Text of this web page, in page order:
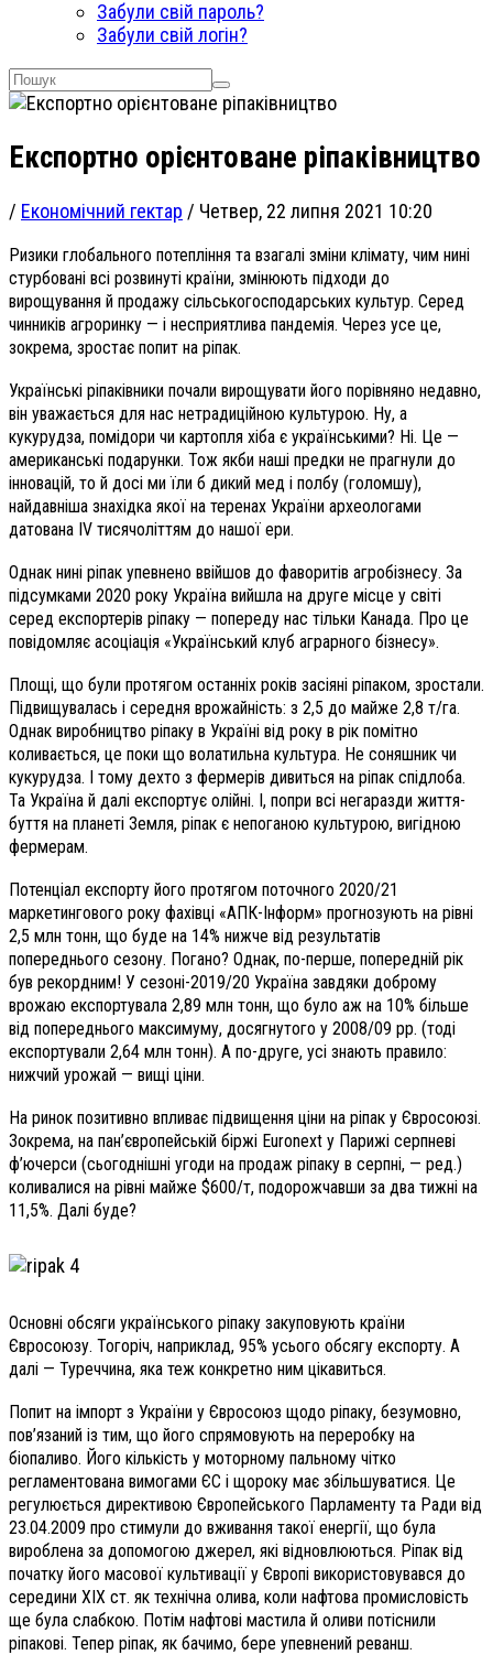
Забули свій пароль?
Забули свій логін?
Експортно орієнтоване ріпаківництво
/ Економічний гектар / Четвер, 22 липня 2021 10:20
Ризики глобального потепління та взагалі зміни клімату, чим нині
стурбовані всі розвинуті країни, змінюють підходи до
вирощування й продажу сільськогосподарських культур. Серед
чинників агроринку — і несприятлива пандемія. Через усе це,
зокрема, зростає попит на ріпак.
Українські ріпаківники почали вирощувати його порівняно недавно,
він уважається для нас нетрадиційною культурою. Ну, а
кукурудза, помідори чи картопля хіба є українськими? Ні. Це —
американські подарунки. Тож якби наші предки не прагнули до
інновацій, то й досі ми їли б дикий мед і полбу (голомшу),
найдавніша знахідка якої на теренах України археологами
датована IV тисячоліттям до нашої ери.
Однак нині ріпак упевнено ввійшов до фаворитів агробізнесу. За
підсумками 2020 року Україна вийшла на друге місце у світі
серед експортерів ріпаку — попереду нас тільки Канада. Про це
повідомляє асоціація «Український клуб аграрного бізнесу».
Площі, що були протягом останніх років засіяні ріпаком, зростали.
Підвищувалась і середня врожайність: з 2,5 до майже 2,8 т/га.
Однак виробництво ріпаку в Україні від року в рік помітно
коливається, це поки що волатильна культура. Не соняшник чи
кукурудза. І тому дехто з фермерів дивиться на ріпак спідлоба.
Та Україна й далі експортує олійні. І, попри всі негаразди життя-
буття на планеті Земля, ріпак є непоганою культурою, вигідною
фермерам.
Потенціал експорту його протягом поточного 2020/21
маркетингового року фахівці «АПК-Інформ» прогнозують на рівні
2,5 млн тонн, що буде на 14% нижче від результатів
попереднього сезону. Погано? Однак, по-перше, попередній рік
був рекордним! У сезоні-2019/20 Україна завдяки доброму
врожаю експортувала 2,89 млн тонн, що було аж на 10% більше
від попереднього максимуму, досягнутого у 2008/09 рр. (тоді
експортували 2,64 млн тонн). А по-друге, усі знають правило:
нижчий урожай — вищі ціни.
На ринок позитивно впливає підвищення ціни на ріпак у Євросоюзі.
Зокрема, на пан’європейській біржі Euronext у Парижі серпневі
ф’ючерси (сьогоднішні угоди на продаж ріпаку в серпні, — ред.)
коливалися на рівні майже $600/т, подорожчавши за два тижні на
11,5%. Далі буде?
Основні обсяги українського ріпаку закуповують країни
Євросоюзу. Тогоріч, наприклад, 95% усього обсягу експорту. А
далі — Туреччина, яка теж конкретно ним цікавиться.
Попит на імпорт з України у Євросоюз щодо ріпаку, безумовно,
пов’язаний із тим, що його спрямовують на переробку на
біопаливо. Його кількість у моторному пальному чітко
регламентована вимогами ЄС і щороку має збільшуватися. Це
регулюється директивою Європейського Парламенту та Ради від
23.04.2009 про стимули до вживання такої енергії, що була
вироблена за допомогою джерел, які відновлюються. Ріпак від
початку його масової культивації у Європі використовувався до
середини XIX ст. як технічна олива, коли нафтова промисловість
ще була слабкою. Потім нафтові мастила й оливи потіснили
ріпакові. Тепер ріпак, як бачимо, бере упевнений реванш.